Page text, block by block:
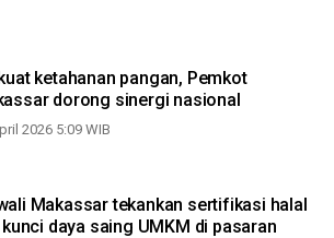
ketahanan pangan, Pemkot
dorong sinergi nasional
2026 5:09 WIB
Makassar tekankan sertifikasi halal
daya saing UMKM di pasaran